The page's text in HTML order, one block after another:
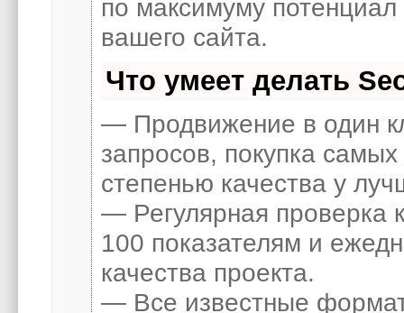
по максимуму
вашего сайта.
Что умеет делать
— Продвижение в один
запросов, покупка
степенью качества у
— Регулярная проверка
100 показателям и
качества проекта.
— Все известные